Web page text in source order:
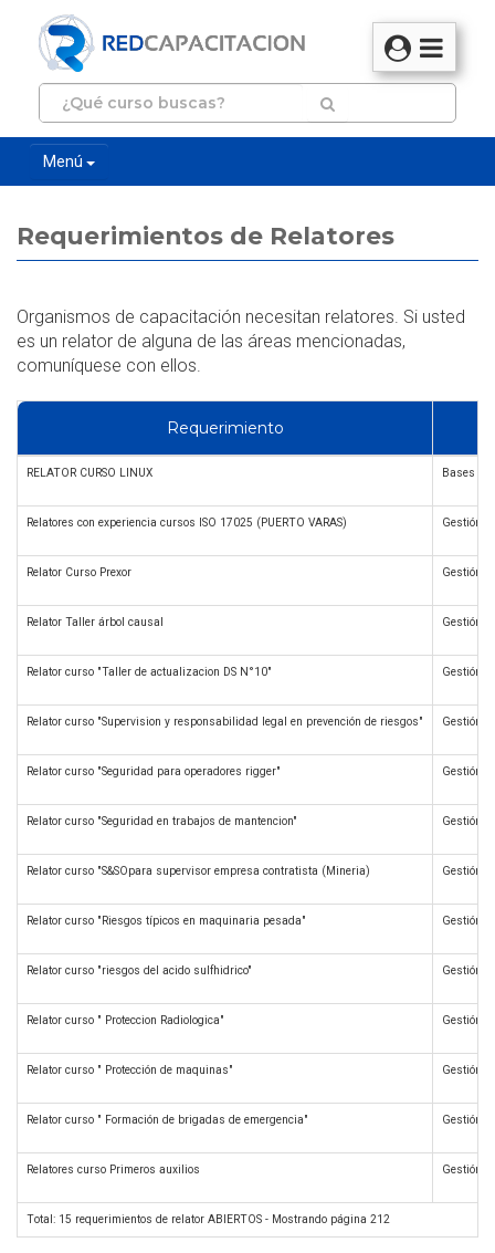
Menú
Requerimientos de Relatores
Organismos de capacitación necesitan relatores. Si usted
es un relator de alguna de las áreas mencionadas,
comuníquese con ellos.
Requerimiento
RELATOR CURSO LINUX Bases de
Relatores con experiencia cursos ISO 17025 (PUERTO VARAS) Gestión
Relator Curso Prexor Gestión
Relator Taller árbol causal Gestión
Relator curso "Taller de actualizacion DS N°10" Gestión
Relator curso "Supervision y responsabilidad legal en prevención de riesgos" Gestión
Relator curso "Seguridad para operadores rigger" Gestión
Relator curso "Seguridad en trabajos de mantencion" Gestión
Relator curso "S&SOpara supervisor empresa contratista (Mineria) Gestión
Relator curso "Riesgos típicos en maquinaria pesada" Gestión
Relator curso "riesgos del acido sulfhidrico" Gestión
Relator curso " Proteccion Radiologica" Gestión
Relator curso " Protección de maquinas" Gestión
Relator curso " Formación de brigadas de emergencia" Gestión
Relatores curso Primeros auxilios Gestión
Total: 15 requerimientos de relator ABIERTOS - Mostrando página 212